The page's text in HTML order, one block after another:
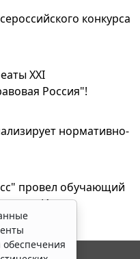
конкурса
XXI
Россия"!
нормативно-
провел обучающий
Искра